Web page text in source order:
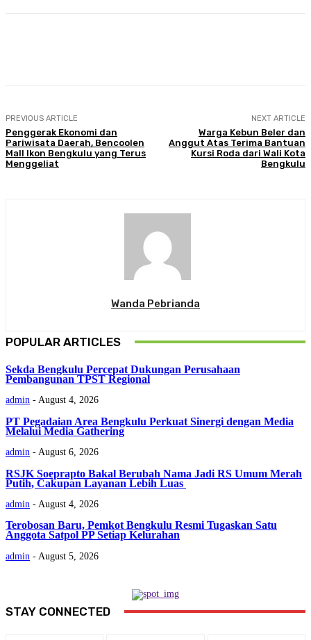
PREVIOUS ARTICLE
Penggerak Ekonomi dan
Pariwisata Daerah, Bencoolen
Mall Ikon Bengkulu yang Terus
Menggeliat
NEXT ARTICLE
Warga Kebun Beler dan
Anggut Atas Terima Bantuan
Kursi Roda dari Wali Kota
Bengkulu
Wanda Pebrianda
POPULAR ARTICLES
Sekda Bengkulu Percepat Dukungan Perusahaan
Pembangunan TPST Regional
admin - August 4, 2026
PT Pegadaian Area Bengkulu Perkuat Sinergi dengan Media
Melalui Media Gathering
admin - August 6, 2026
RSJK Soeprapto Bakal Berubah Nama Jadi RS Umum Merah
Putih, Cakupan Layanan Lebih Luas
admin - August 4, 2026
Terobosan Baru, Pemkot Bengkulu Resmi Tugaskan Satu
Anggota Satpol PP Setiap Kelurahan
admin - August 5, 2026
STAY CONNECTED